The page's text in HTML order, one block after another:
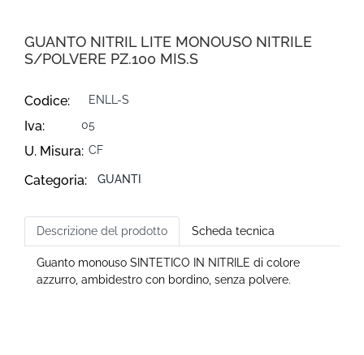
GUANTO NITRIL LITE MONOUSO NITRILE
S/POLVERE PZ.100 MIS.S
Codice: ENLL-S
Iva: 05
U. Misura: CF
Categoria: GUANTI
Descrizione del prodotto Scheda tecnica
Guanto monouso SINTETICO IN NITRILE di colore
azzurro, ambidestro con bordino, senza polvere.